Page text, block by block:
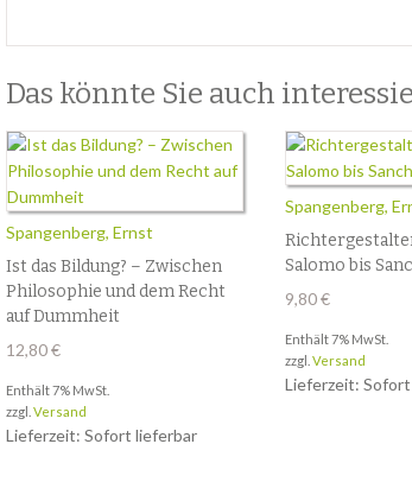
Das könnte Sie auch
Spangenberg, Ernst
Ist das Bildung? – Zwischen
Philosophie und dem Recht
auf Dummheit
12,80€
Enthält 7% MwSt.
zzgl. Versand
Lieferzeit: Sofort lieferbar
Spangenberg,
Salomo bis
9,80€
Enthält 7% MwSt.
zzgl. Versand
Lieferzeit: